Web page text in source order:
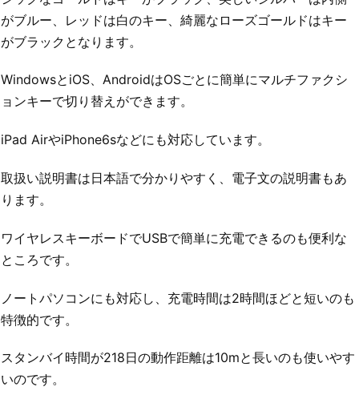
がブルー、レッドは白のキー、綺麗なローズゴールドはキー
がブラックとなります。
WindowsとiOS、AndroidはOSごとに簡単にマルチファクシ
ョンキーで切り替えができます。
iPad AirやiPhone6sなどにも対応しています。
取扱い説明書は日本語で分かりやすく、電子文の説明書もあ
ります。
ワイヤレスキーボードでUSBで簡単に充電できるのも便利な
ところです。
ノートパソコンにも対応し、充電時間は2時間ほどと短いのも
特徴的です。
スタンバイ時間が218日の動作距離は10mと長いのも使いやす
いのです。